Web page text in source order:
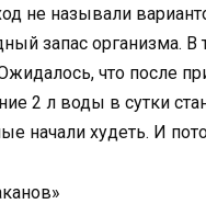
не называли
запас организма.
что после
2 л воды в сутки
начали худеть. И